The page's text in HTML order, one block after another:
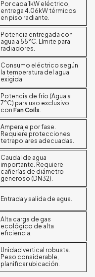
Por cada 1kW eléctrico,
entrega 4.06kW térmicos
en piso radiante.
Potencia entregada con
agua a 55°C. Límite para
radiadores.
Consumo eléctrico según
la temperatura del agua
exigida.
Potencia de frío (Agua a
7°C) para uso exclusivo
con Fan Coils.
Amperaje por fase.
Requiere protecciones
tetrapolares adecuadas.
Caudal de agua
importante. Requiere
cañerías de diámetro
generoso (DN32).
Entrada y salida de agua.
Alta carga de gas
ecológico de alta
eficiencia.
Unidad vertical robusta.
Peso considerable,
planificar ubicación.